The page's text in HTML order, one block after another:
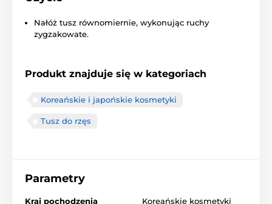
Nałóż tusz równomiernie, wykonując ruchy
zygzakowate.
Produkt znajduje się w kategoriach
Koreańskie i japońskie kosmetyki
Tusz do rzęs
Parametry
Kraj pochodzenia Koreańskie kosmetyki